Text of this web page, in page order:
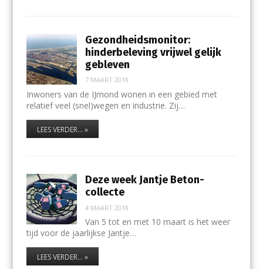
Gezondheidsmonitor:
hinderbeleving vrijwel gelijk
gebleven
7 MAART 2018
Inwoners van de IJmond wonen in een gebied met
relatief veel (snel)wegen en industrie. Zij…
LEES VERDER... »
Deze week Jantje Beton-
collecte
4 MAART 2018
Van 5 tot en met 10 maart is het weer
tijd voor de jaarlijkse Jantje…
LEES VERDER... »